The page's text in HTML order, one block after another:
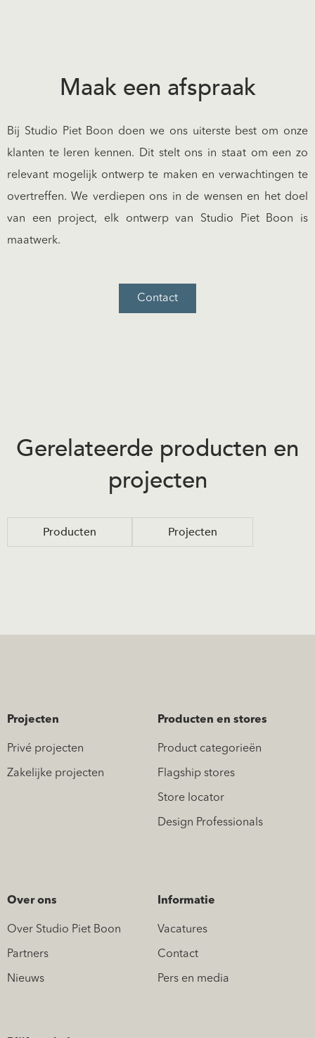
Maak een afspraak
Bij Studio Piet Boon doen we ons uiterste best om onze
klanten te leren kennen. Dit stelt ons in staat om een zo
relevant mogelijk ontwerp te maken en verwachtingen te
overtreffen. We verdiepen ons in de wensen en het doel
van een project, elk ontwerp van Studio Piet Boon is
maatwerk.
Contact
Gerelateerde producten en
projecten
Producten Projecten
Projecten
Privé projecten
Zakelijke projecten
Producten en stores
Product categorieën
Flagship stores
Store locator
Design Professionals
Over ons
Over Studio Piet Boon
Partners
Nieuws
Informatie
Vacatures
Contact
Pers en media